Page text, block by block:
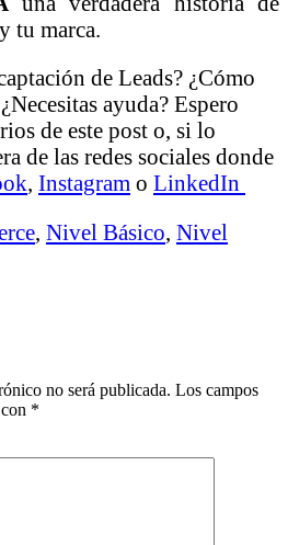
tu marca.
de Leads? ¿Cómo
ayuda? Espero
de este post o, si lo
de las redes sociales donde
, Instagram o LinkedIn
, Nivel Básico, Nivel
no será publicada. Los campos
*